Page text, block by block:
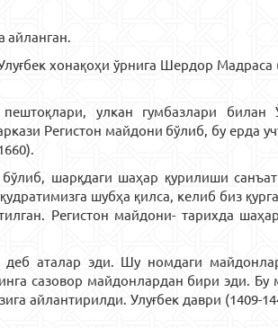
айланган.
хонақоҳи ўрнига Шердор
улкан гумбазлари
Регистон майдони бўлиб, бу ерда
шарқдаги шаҳар қурилиши
шубҳа қилса, келиб биз
Регистон майдони- тарихда
деб аталар эди. Шу номдаги
сазовор майдонлардан бири эди.
айлантирилди. Улуғбек даври (1409-